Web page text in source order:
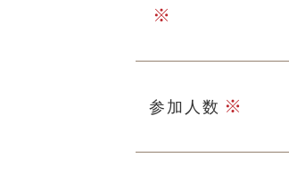
参加人数